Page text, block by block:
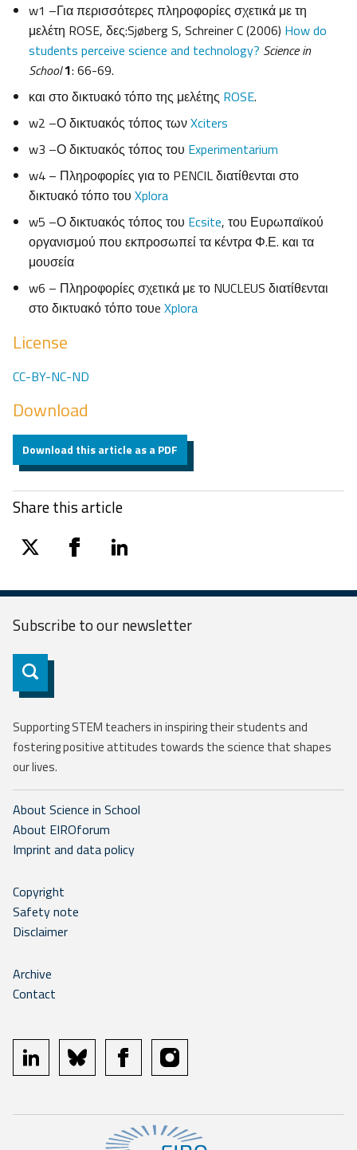
w1 –Για περισσότερες πληροφορίες σχετικά με τη
μελέτη ROSE, δες:Sjøberg S, Schreiner C (2006) How do
students perceive science and technology? Science in
School1: 66-69.
και στο δικτυακό τόπο της μελέτης ROSE.
w2 –Ο δικτυακός τόπος τωνXciters
w3 –Ο δικτυακός τόπος του Experimentarium
w4 – Πληροφορίες για το PENCIL διατίθενται στο
δικτυακό τόπο του Xplora
w5 –Ο δικτυακός τόπος του Ecsite, του Ευρωπαϊκού
οργανισμού που εκπροσωπεί τα κέντρα Φ.Ε. και τα
μουσεία
w6 – Πληροφορίες σχετικά με το NUCLEUS διατίθενται
στο δικτυακό τόπο τουe Xplora
License
CC-BY-NC-ND
Download
Download this article as a PDF
Share this article
twitter facebooklinkedin
Subscribe to ournewsletter
Subscribe
Supporting STEM teachers in inspiring their students and
fostering positive attitudes towards the science that shapes
our lives.
About Science in School
About EIROforum
Imprint and data policy
Copyright
Safety note
Disclaimer
Archive
Contact
linkedin bluesky facebookinstagram